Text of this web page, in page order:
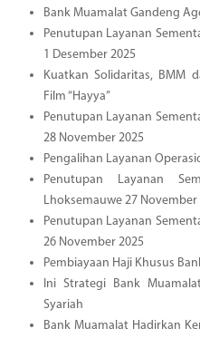
Bank Muamalat Gandeng
Penutupan Layanan
1 Desember 2025
Kuatkan Solidaritas, BMM
Film “Hayya”
Penutupan Layanan
28 November 2025
Pengalihan Layanan
Penutupan Layanan
Lhoksemauwe 27 November
Penutupan Layanan
26 November 2025
Pembiayaan Haji Khusus
Ini Strategi Bank
Syariah
Bank Muamalat Hadirkan